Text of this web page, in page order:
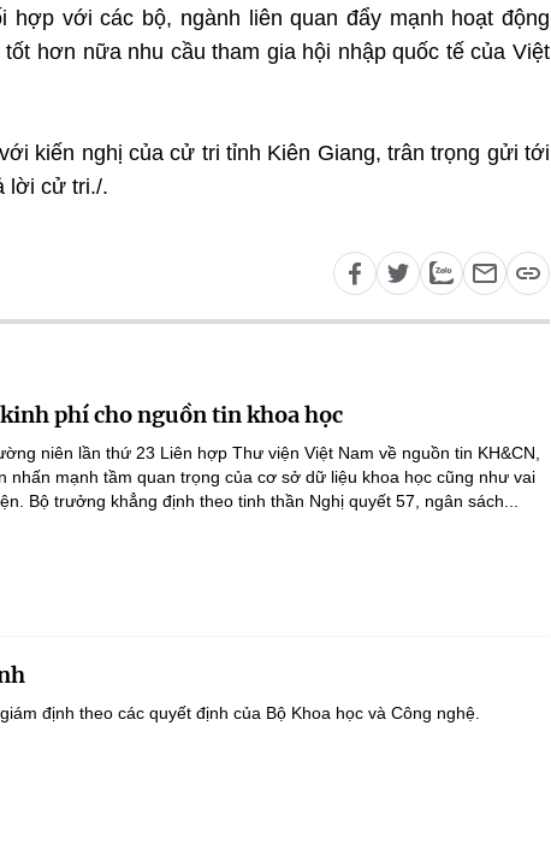
với các bộ, ngành liên quan đẩy mạnh hoạt động
hơn nữa nhu cầu tham gia hội nhập quốc tế của Việt
kiến nghị của cử tri tỉnh Kiên Giang, trân trọng gửi tới
lời cử tri./.
phí cho nguồn tin khoa học
niên lần thứ 23 Liên hợp Thư viện Việt Nam về nguồn tin KH&CN,
nhấn mạnh tầm quan trọng của cơ sở dữ liệu khoa học cũng như vai
Bộ trưởng khẳng định theo tinh thần Nghị quyết 57, ngân sách...
định theo các quyết định của Bộ Khoa học và Công nghệ.